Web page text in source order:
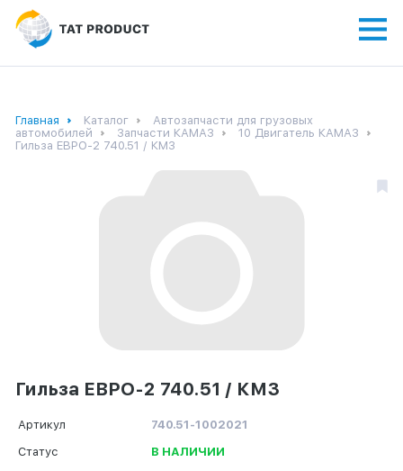
Главная Каталог
Автозапчасти для грузовых
автомобилей
Запчасти КАМАЗ
10 Двигатель КАМАЗ
Гильза ЕВРО-2 740.51 / КМЗ
Гильза ЕВРО-2 740.51 / КМЗ
Артикул
740.51-1002021
Статус
В НАЛИЧИИ